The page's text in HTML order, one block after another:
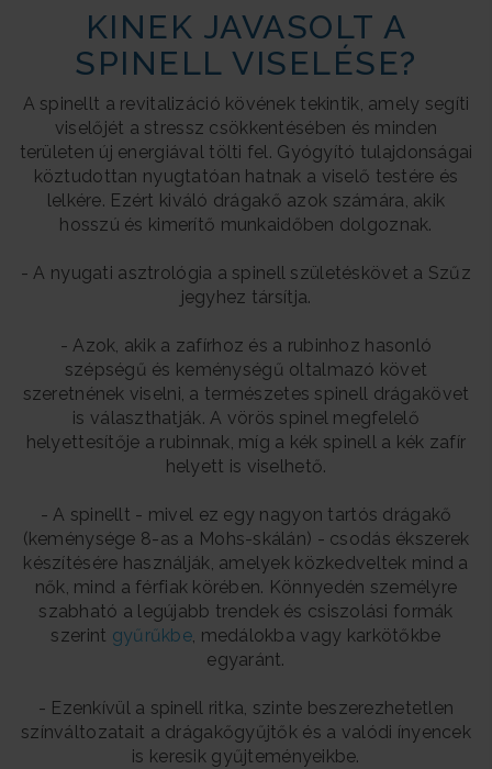
KINEK JAVASOLT A
SPINELL VISELÉSE?
A spinellt a revitalizáció kövének tekintik, amely segíti
viselőjét a stressz csökkentésében és minden
területen új energiával tölti fel. Gyógyító tulajdonságai
köztudottan nyugtatóan hatnak a viselő testére és
lelkére. Ezért kiváló drágakő azok számára, akik
hosszú és kimerítő munkaidőben dolgoznak.
- A nyugati asztrológia a spinell születéskövet a Szűz
jegyhez társítja.
- Azok, akik a zafírhoz és a rubinhoz hasonló
szépségű és keménységű oltalmazó követ
szeretnének viselni, a természetes spinell drágakövet
is választhatják. A vörös spinel megfelelő
helyettesítője a rubinnak, míg a kék spinell a kék zafír
helyett is viselhető.
- A spinellt - mivel ez egy nagyon tartós drágakő
(keménysége 8-as a Mohs-skálán) - csodás ékszerek
készítésére használják, amelyek közkedveltek mind a
nők, mind a férfiak körében. Könnyedén személyre
szabható a legújabb trendek és csiszolási formák
szerint gyűrűkbe, medálokba vagy karkötőkbe
egyaránt.
- Ezenkívül a spinell ritka, szinte beszerezhetetlen
színváltozatait a drágakőgyűjtők és a valódi ínyencek
is keresik gyűjteményeikbe.